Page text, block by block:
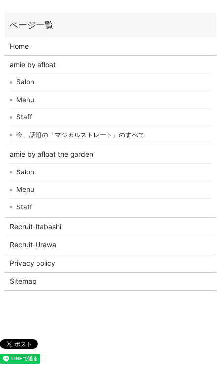
Home
amie by afloat
Salon
Menu
Staff
今、話題の「マジカルストレート」のすべて
amie by afloat the garden
Salon
Menu
Staff
Recruit-Itabashi
Recruit-Urawa
Privacy policy
Sitemap